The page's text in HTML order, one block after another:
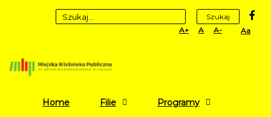
Szukaj
Set
LargerDefault
Set
Smaller
High
Home Filie Programy